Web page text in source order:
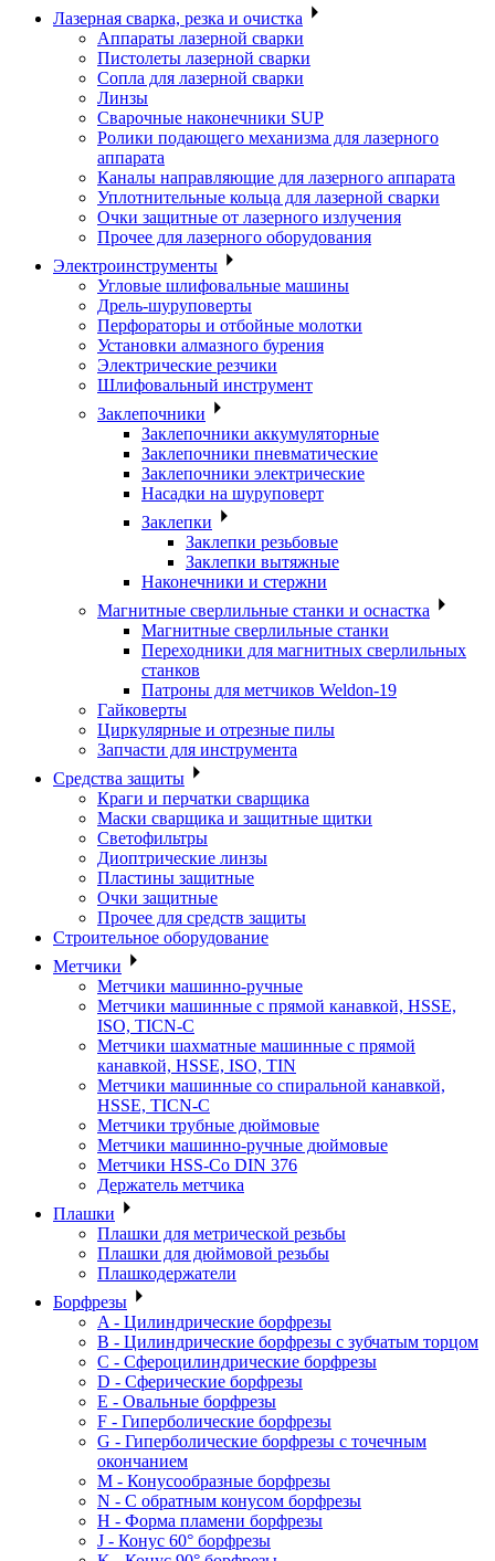
Лазерная сварка, резка и очистка
Аппараты лазерной сварки
Пистолеты лазерной сварки
Сопла для лазерной сварки
Линзы
Сварочные наконечники SUP
Ролики подающего механизма для лазерного
аппарата
Каналы направляющие для лазерного аппарата
Уплотнительные кольца для лазерной сварки
Очки защитные от лазерного излучения
Прочее для лазерного оборудования
Электроинструменты
Угловые шлифовальные машины
Дрель-шуруповерты
Перфораторы и отбойные молотки
Установки алмазного бурения
Электрические резчики
Шлифовальный инструмент
Заклепочники
Заклепочники аккумуляторные
Заклепочники пневматические
Заклепочники электрические
Насадки на шуруповерт
Заклепки
Заклепки резьбовые
Заклепки вытяжные
Наконечники и стержни
Магнитные сверлильные станки и оснастка
Магнитные сверлильные станки
Переходники для магнитных сверлильных
станков
Патроны для метчиков Weldon-19
Гайковерты
Циркулярные и отрезные пилы
Запчасти для инструмента
Средства защиты
Краги и перчатки сварщика
Маски сварщика и защитные щитки
Светофильтры
Диоптрические линзы
Пластины защитные
Очки защитные
Прочее для средств защиты
Строительное оборудование
Метчики
Метчики машинно-ручные
Метчики машинные с прямой канавкой, HSSE,
ISO, TICN-C
Метчики шахматные машинные с прямой
канавкой, HSSE, ISO, TIN
Метчики машинные со спиральной канавкой,
HSSE, TICN-C
Метчики трубные дюймовые
Метчики машинно-ручные дюймовые
Метчики HSS-Co DIN 376
Держатель метчика
Плашки
Плашки для метрической резьбы
Плашки для дюймовой резьбы
Плашкодержатели
Борфрезы
A - Цилиндрические борфрезы
B - Цилиндрические борфрезы с зубчатым торцом
C - Сфероцилиндрические борфрезы
D - Сферические борфрезы
E - Овальные борфрезы
F - Гиперболические борфрезы
G - Гиперболические борфрезы с точечным
окончанием
M - Конусообразные борфрезы
N - С обратным конусом борфрезы
H - Форма пламени борфрезы
J - Конус 60° борфрезы